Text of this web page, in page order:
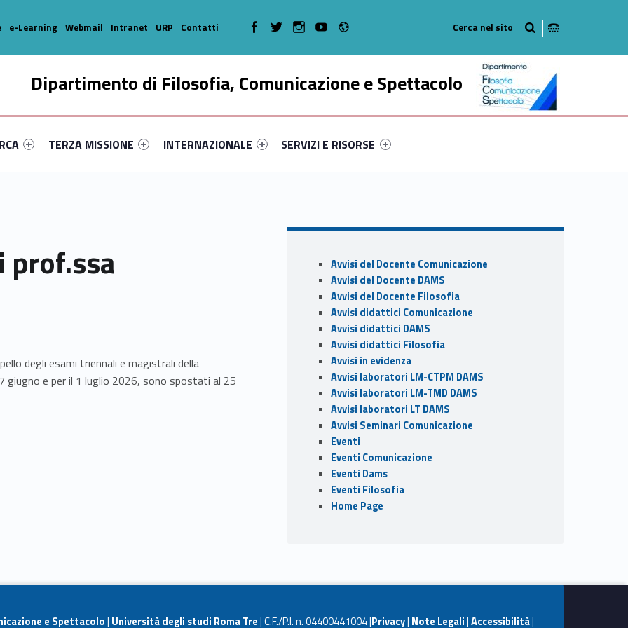
Dipartimento di Filosofia, Comunicazione e Spettacolo
primary-24033-16
#link-menu-primary-25927-35
Link identifier #link-menu-primary-77516-46
TERZA MISSIONE
Link identifier #link-menu-primary-80660-52
INTERNAZIONALE
Link identifier #link-menu-primary-64568-63
SERVIZI E RISORSE
e-Learning Webmail Intranet URP Contatti WebMan on Facebook
WebMan on TwitterWebMan on Instagram
WebMan on Youtube
prof.ssa
degli esami triennali e magistrali della
e per il 1 luglio 2026, sono spostati al 25
Sidebar
Avvisi del Docente Comunicazione
Avvisi del Docente DAMS
Avvisi del Docente Filosofia
Avvisi didattici Comunicazione
Avvisi didattici DAMS
Avvisi didattici Filosofia
Avvisi in evidenza
Avvisi laboratori LM-CTPM DAMS
Avvisi laboratori LM-TMD DAMS
Avvisi laboratori LT DAMS
Avvisi Seminari Comunicazione
Eventi
Eventi Comunicazione
Eventi Dams
Eventi Filosofia
Home Page
e Spettacolo| Università degli studi Roma Tre| C.F./P.I. n. 04400441004 |Privacy| Note Legali|Accessibilità|